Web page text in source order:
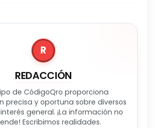
R
REDACCIÓN
de CódigoQro proporciona
precisa y oportuna sobre diversos
general. ¡La información no
Escribimos realidades.